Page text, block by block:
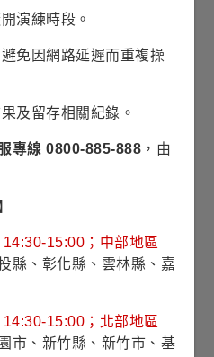
8.82% (理柏三年期原幣別)
World Government Bond
球投資等級政府債、政府機
債或跨國家組織所發行或擔
保的債券為主
美元
演練時段。
免因網路延遲而重複操
及留存相關紀錄。
專線 0800-885-888 ，由
15:00；中部地區
縣、彰化縣、雲林縣、嘉
15:00；北部地區
市、新竹縣、新竹市、基